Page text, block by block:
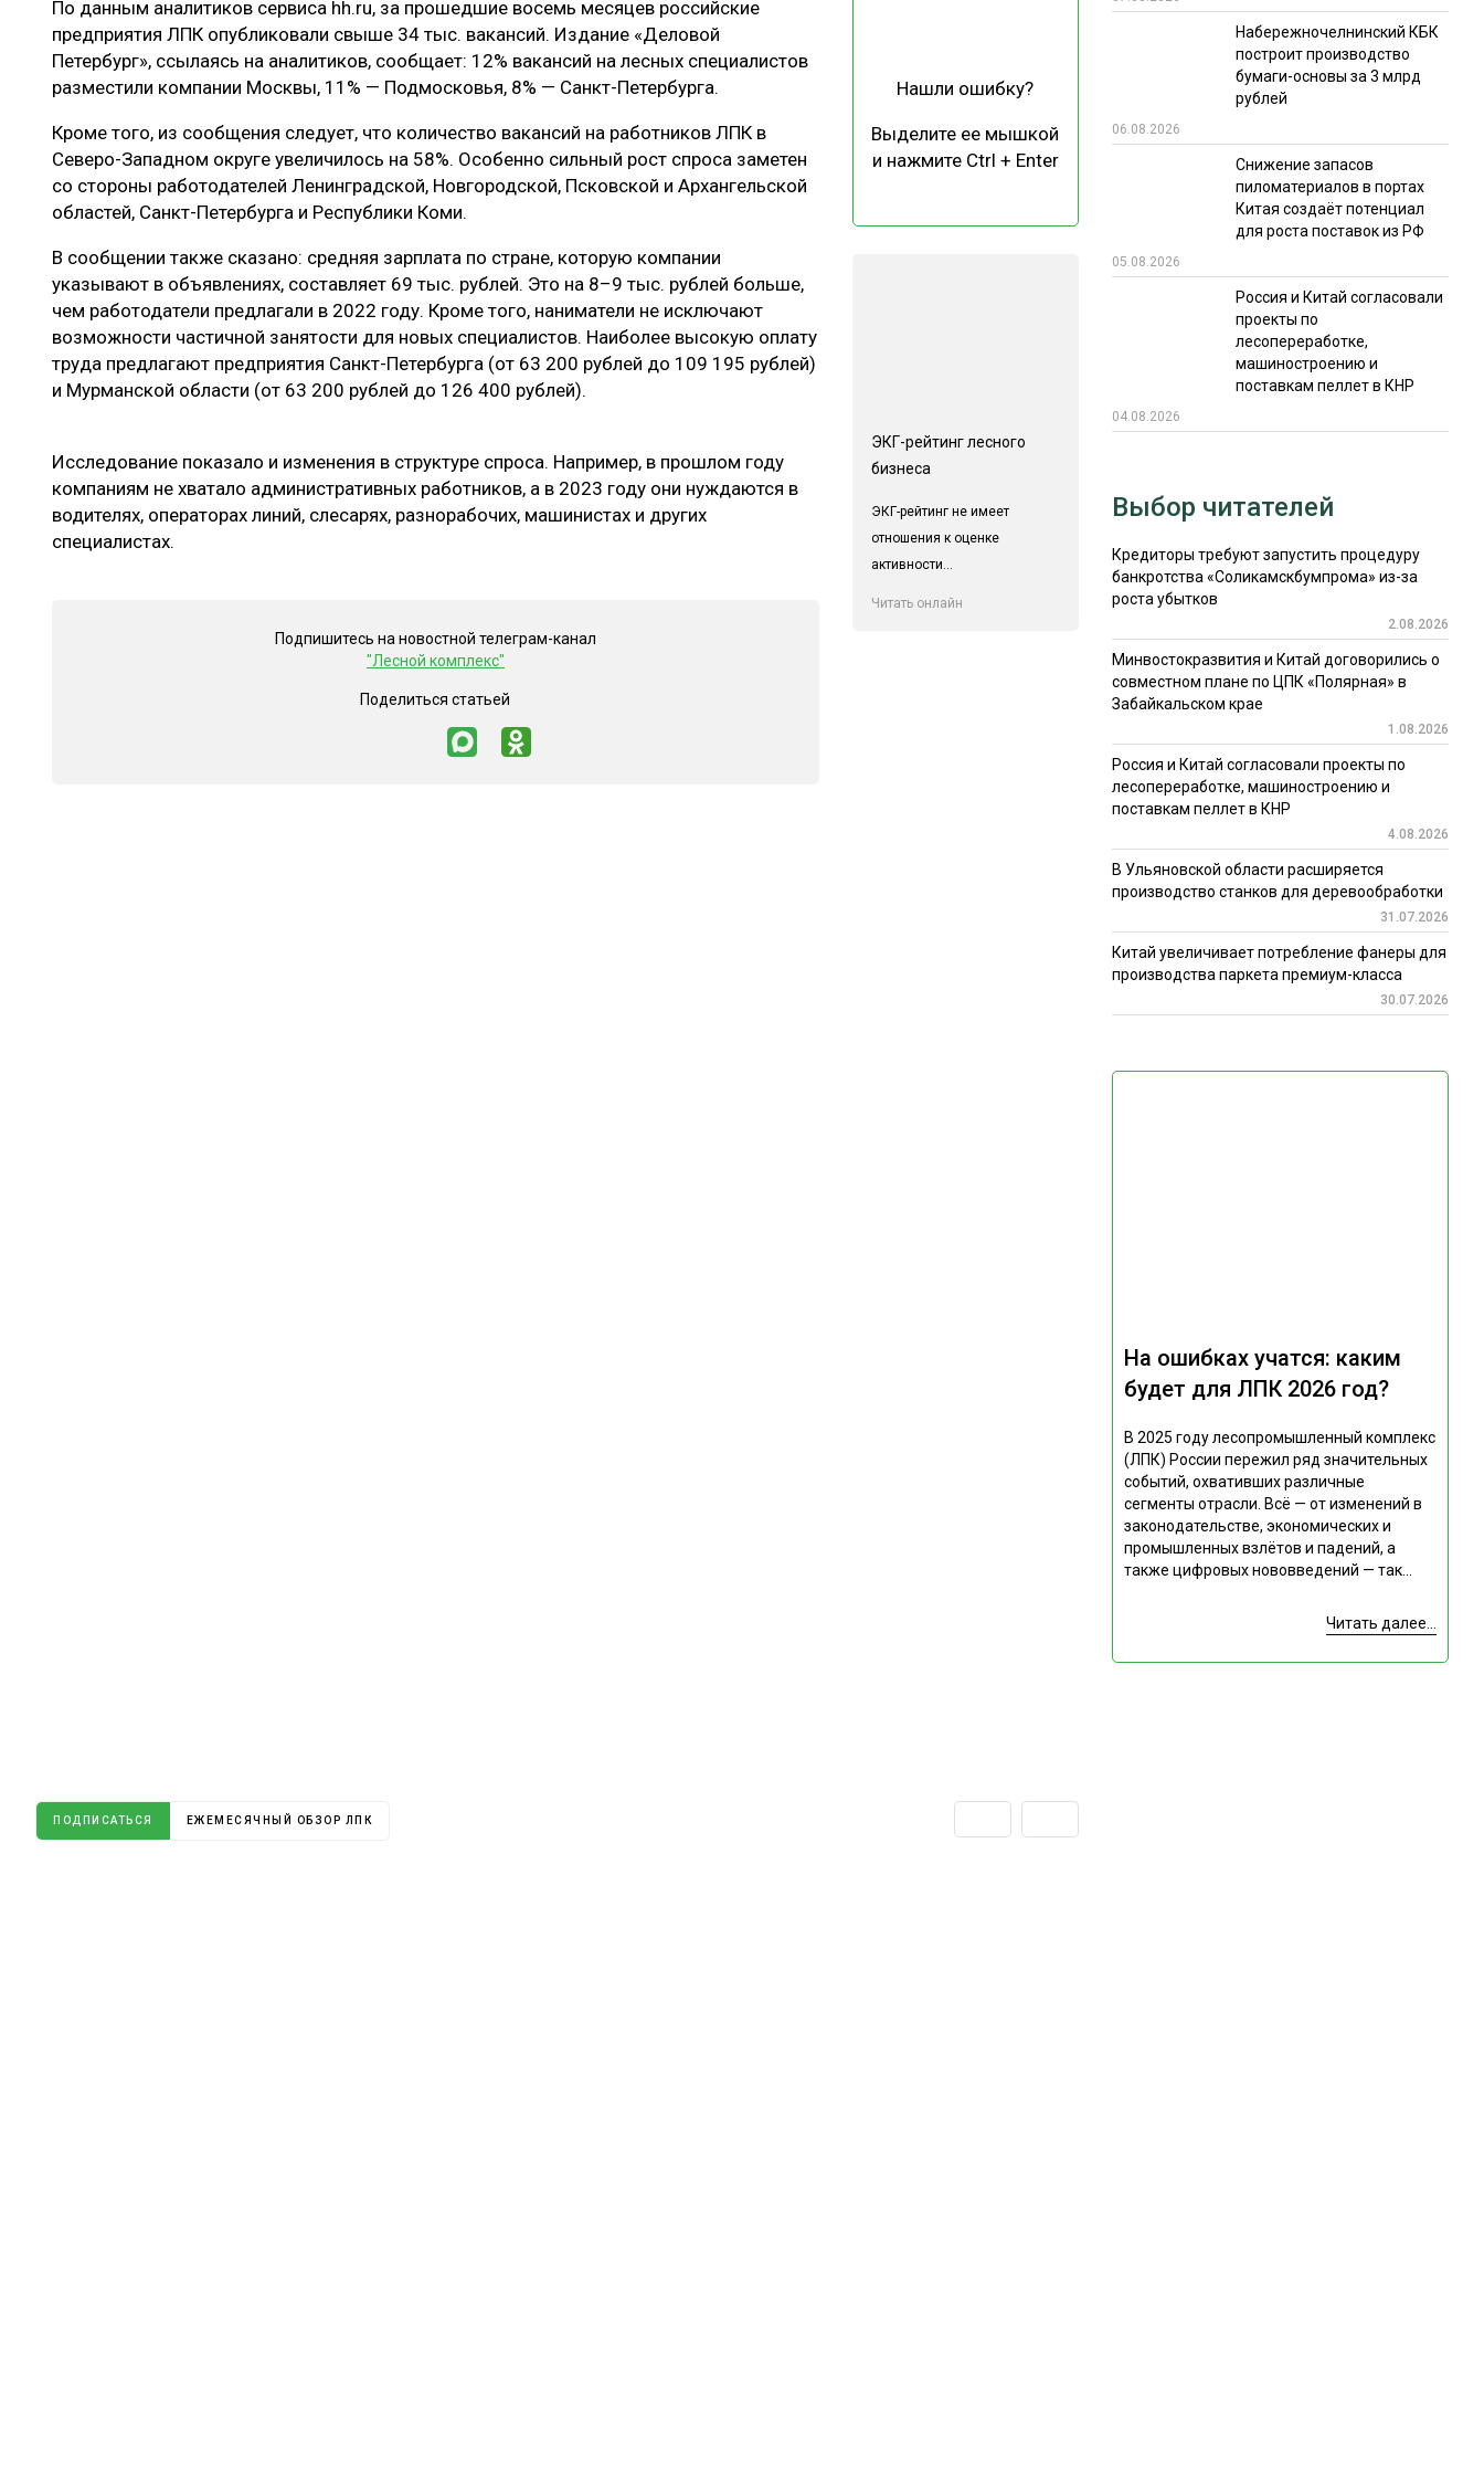
ЛЕСОВОССТАНОВЛЕНИЕ И ЗАЩИТА
ЛОГИСТИКА
ПРОИЗВОДСТВО ДРЕВЕСНЫХ ПЛИТ
ЦБП
СУШКА ДРЕВЕСИНЫ
МЕБЕЛЬНОЕ ПРОИЗВОДСТВО
РЫНОК
ОТРАСЛЕВАЯ ДИСКУССИЯ
ЭКСПЕРТНОЕ МНЕНИЕ
ИТОГИ МЕРОПРИЯТИЙ
По данным аналитиков сервиса hh.ru, за прошедшие восемь месяцев российские
предприятия ЛПК опубликовали свыше 34 тыс. вакансий. Издание «Деловой
Петербург», ссылаясь на аналитиков, сообщает: 12% вакансий на лесных специалистов
разместили компании Москвы, 11% — Подмосковья, 8% — Санкт-Петербурга.
Кроме того, из сообщения следует, что количество вакансий на работников ЛПК в
Северо-Западном округе увеличилось на 58%. Особенно сильный рост спроса заметен
со стороны работодателей Ленинградской, Новгородской, Псковской и Архангельской
областей, Санкт-Петербурга и Республики Коми.
В сообщении также сказано: средняя зарплата по стране, которую компании
указывают в объявлениях, составляет 69 тыс. рублей. Это на 8–9 тыс. рублей больше,
чем работодатели предлагали в 2022 году. Кроме того, наниматели не исключают
возможности частичной занятости для новых специалистов. Наиболее высокую оплату
труда предлагают предприятия Санкт-Петербурга (от 63 200 рублей до 109 195 рублей)
и Мурманской области (от 63 200 рублей до 126 400 рублей).
Исследование показало и изменения в структуре спроса. Например, в прошлом году
компаниям не хватало административных работников, а в 2023 году они нуждаются в
водителях, операторах линий, слесарях, разнорабочих, машинистах и других
специалистах.
Подпишитесь на новостной телеграм-канал
"Лесной комплекс"
Поделиться статьей
Нашли ошибку?
Выделите ее мышкой
и нажмите Ctrl + Enter
ЭКГ-рейтинг лесного
бизнеса
ЭКГ-рейтинг не имеет
отношения к оценке
активности...
Читать онлайн
Набережночелнинский КБК
построит производство
бумаги-основы за 3 млрд
рублей
06.08.2026
Снижение запасов
пиломатериалов в портах
Китая создаёт потенциал
для роста поставок из РФ
05.08.2026
Россия и Китай согласовали
проекты по
лесопереработке,
машиностроению и
поставкам пеллет в КНР
04.08.2026
На ошибках учатся: каким
будет для ЛПК 2026 год?
В 2025 году лесопромышленный комплекс
(ЛПК) России пережил ряд значительных
событий, охвативших различные
сегменты отрасли. Всё — от изменений в
законодательстве, экономических и
промышленных взлётов и падений, а
также цифровых нововведений — так...
Читать далее...
ПОДПИСАТЬСЯ ЕЖЕМЕСЯЧНЫЙ ОБЗОР ЛПК
Выбор читателей
Кредиторы требуют запустить процедуру
банкротства «Соликамскбумпрома» из-за
роста убытков
2.08.2026
Минвостокразвития и Китай договорились о
совместном плане по ЦПК «Полярная» в
Забайкальском крае
1.08.2026
Россия и Китай согласовали проекты по
лесопереработке, машиностроению и
поставкам пеллет в КНР
4.08.2026
В Ульяновской области расширяется
производство станков для деревообработки
31.07.2026
Китай увеличивает потребление фанеры для
производства паркета премиум-класса
30.07.2026